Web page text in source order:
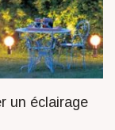
un éclairage